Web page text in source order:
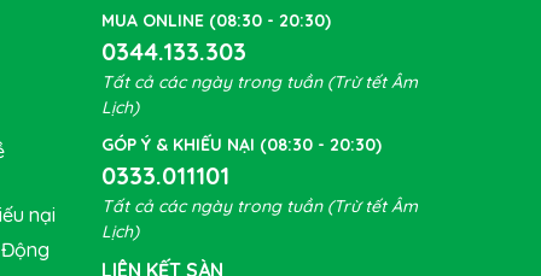
sử
cao
của
nại
MUA ONLINE (08:30 - 20:30)
0344.133.303
Tất cả các ngày trong tuần (Trừ tết Âm
Lịch)
GÓP Ý & KHIẾU NẠI (08:30 - 20:30)
0333.011101
Tất cả các ngày trong tuần (Trừ tết Âm
Lịch)
LIÊN KẾT SÀN